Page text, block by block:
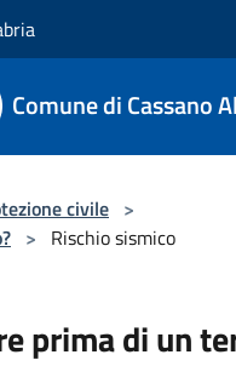
Comune di Cassano
civile >
> Rischio sismico
prima di un